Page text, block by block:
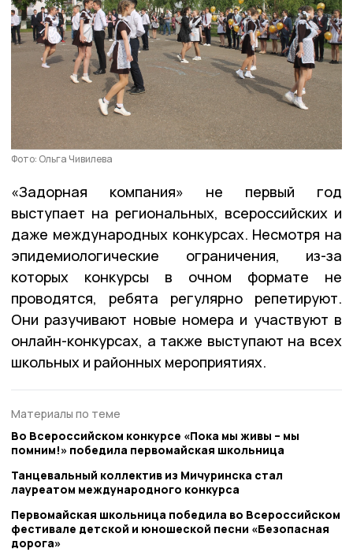
Фото: Ольга Чивилева
«Задорная компания» не первый год
выступает на региональных, всероссийских и
даже международных конкурсах. Несмотря на
эпидемиологические ограничения, из-за
которых конкурсы в очном формате не
проводятся, ребята регулярно репетируют.
Они разучивают новые номера и участвуют в
онлайн-конкурсах, а также выступают на всех
школьных и районных мероприятиях.
Материалы по теме
Во Всероссийском конкурсе «Пока мы живы – мы
помним!» победила первомайская школьница
Танцевальный коллектив из Мичуринска стал
лауреатом международного конкурса
Первомайская школьница победила во Всероссийском
фестивале детской и юношеской песни «Безопасная
дорога»